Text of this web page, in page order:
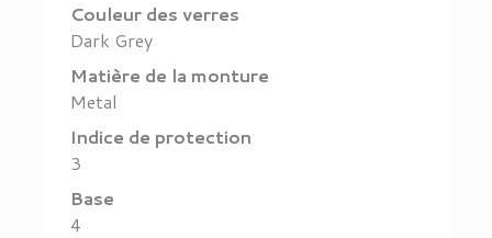
Couleur des verres
Dark Grey
Matière de la monture
Metal
Indice de protection
3
Base
4